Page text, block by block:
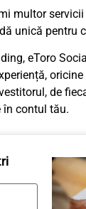
multor
unică pentru
eToro
de
în contul tău.